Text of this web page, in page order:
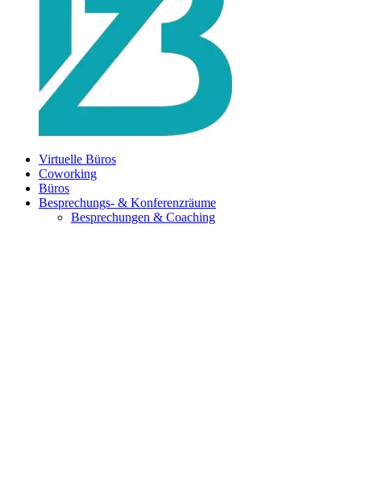
Virtuelle Büros
Coworking
Büros
Besprechungs- & Konferenzräume
Besprechungen & Coaching